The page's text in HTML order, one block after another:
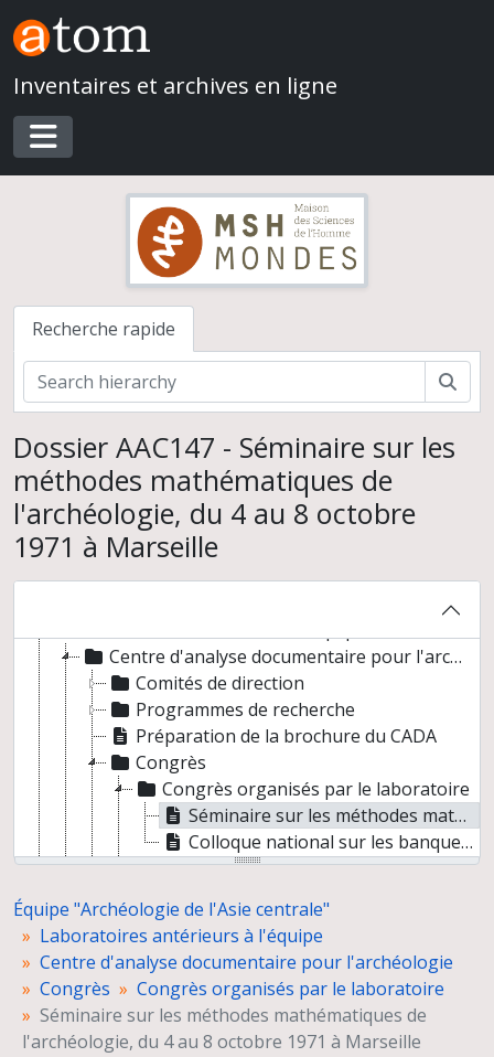
Skip to main content
Inventaires et archives en ligne
Toggle navigation
Recherche rapide
Dossier AAC147 - Séminaire sur les
méthodes mathématiques de
l'archéologie, du 4 au 8 octobre
1971 à Marseille
Centre d'analyse documentaire pour l'archéologie
Comités de direction
Programmes de recherche
Préparation de la brochure du CADA
Congrès
Congrès organisés par le laboratoire
Séminaire sur les méthodes mathématiques de l'archéologie, du 4 au 8 octobre 1971 à Marseille
Colloque national sur les banques de données archéologiques, du 12 au 14 juin 1972 à Marseille
Participation des membres du laboratoire à des congrès
De l'URA 10 à l'UPR 315
Relations avec les tutelles et les partenaires
Direction de la Mission archéologique française en Asie centrale
Direction de l'équipe
Équipe "Archéologie de l'Asie centrale"
Laboratoires antérieurs à l'équipe
Centre d'analyse documentaire pour l'archéologie
Congrès
Congrès organisés par le laboratoire
Séminaire sur les méthodes mathématiques de
l'archéologie, du 4 au 8 octobre 1971 à Marseille